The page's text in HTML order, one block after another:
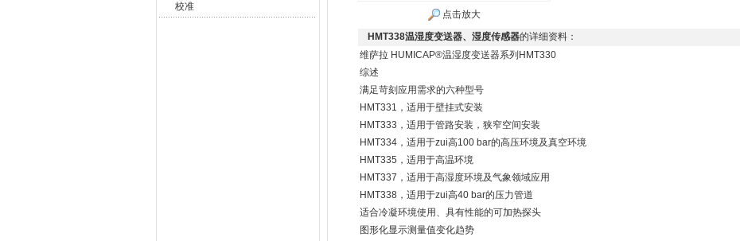
校准
点击放大
HMT338温湿度变送器、湿度传感器的详细资料：
维萨拉 HUMICAP®温湿度变送器系列HMT330
综述
满足苛刻应用需求的六种型号
HMT331，适用于壁挂式安装
HMT333，适用于管路安装，狭窄空间安装
HMT334，适用于zui高100 bar的高压环境及真空环境
HMT335，适用于高温环境
HMT337，适用于高湿度环境及气象领域应用
HMT338，适用于zui高40 bar的压力管道
适合冷凝环境使用、具有性能的可加热探头
图形化显示测量值变化趋势